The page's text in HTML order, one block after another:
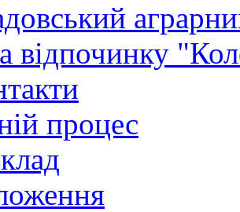
відпочинку
процес